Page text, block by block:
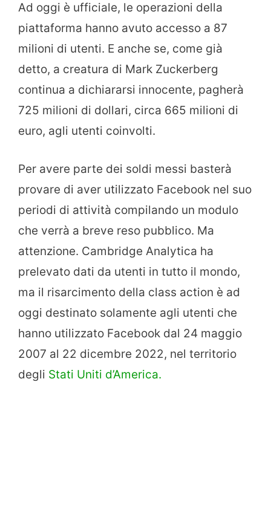
Ad oggi è ufficiale, le operazioni della
piattaforma hanno avuto accesso a 87
milioni di utenti. E anche se, come già
detto, a creatura di Mark Zuckerberg
continua a dichiararsi innocente, pagherà
725 milioni di dollari, circa 665 milioni di
euro, agli utenti coinvolti.
Per avere parte dei soldi messi basterà
provare di aver utilizzato Facebook nel suo
periodi di attività compilando un modulo
che verrà a breve reso pubblico. Ma
attenzione. Cambridge Analytica ha
prelevato dati da utenti in tutto il mondo,
ma il risarcimento della class action è ad
oggi destinato solamente agli utenti che
hanno utilizzato Facebook dal 24 maggio
2007 al 22 dicembre 2022, nel territorio
degli Stati Uniti d’America.